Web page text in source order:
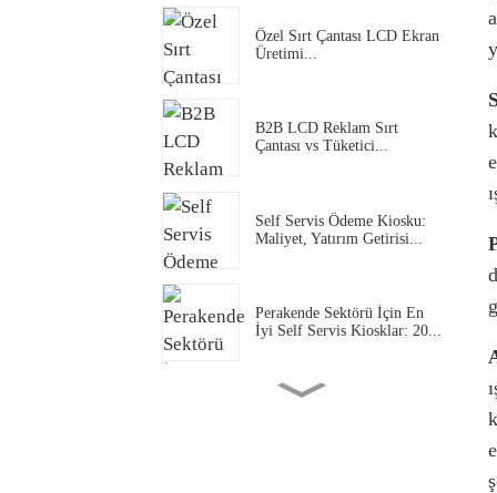
Özel Sırt Çantası LCD Ekran
Üretimi...
B2B LCD Reklam Sırt
Çantası vs Tüketici...
Self Servis Ödeme Kiosku:
Maliyet, Yatırım Getirisi...
Perakende Sektörü İçin En
İyi Self Servis Kiosklar: 20...